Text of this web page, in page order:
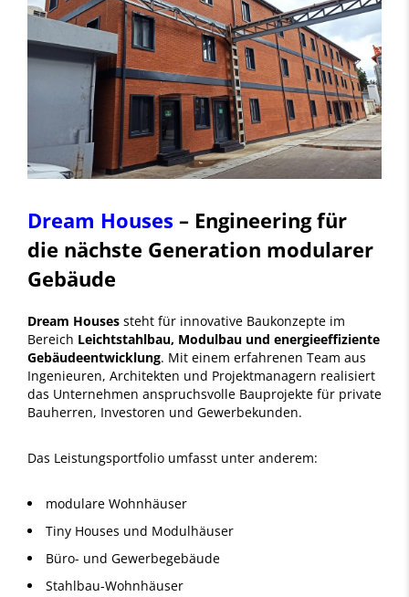
Dream Houses – Engineering für
die nächste Generation modularer
Gebäude
Dream Houses steht für innovative Baukonzepte im
Bereich Leichtstahlbau, Modulbau und energieeffiziente
Gebäudeentwicklung. Mit einem erfahrenen Team aus
Ingenieuren, Architekten und Projektmanagern realisiert
das Unternehmen anspruchsvolle Bauprojekte für private
Bauherren, Investoren und Gewerbekunden.
Das Leistungsportfolio umfasst unter anderem:
modulare Wohnhäuser
Tiny Houses und Modulhäuser
Büro- und Gewerbegebäude
Stahlbau-Wohnhäuser